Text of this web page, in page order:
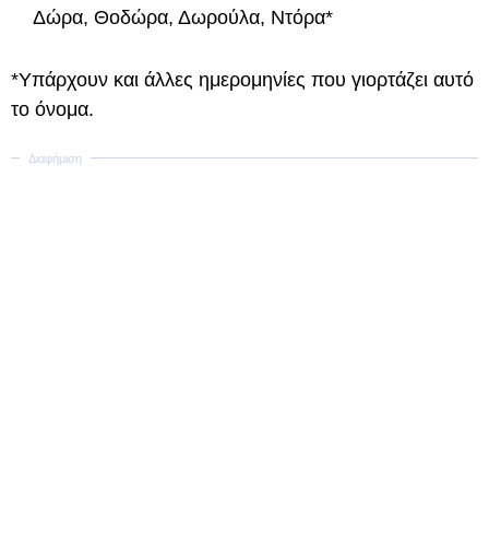
Δώρα, Θοδώρα, Δωρούλα, Ντόρα*
*Υπάρχουν και άλλες ημερομηνίες που γιορτάζει αυτό
το όνομα.